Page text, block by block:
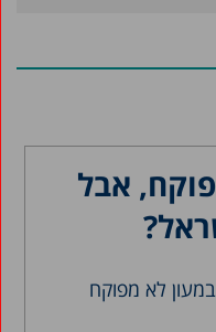
אבל
חודשים וחצי שנה במעון לא מפוקח